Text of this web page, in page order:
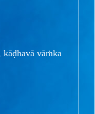
vāṁka